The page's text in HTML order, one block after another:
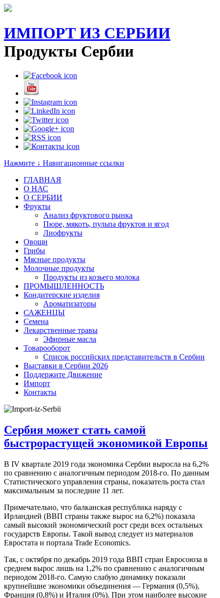
ИМПОРТ ИЗ СЕРБИИ
Продукты Сербии
Нажмите ↓ Навигационные ссылки
ГЛАВНАЯ
О НАС
O СЕРБИИ
Фрукты
Анализ фруктового рынка
Пюре, мякоть, пульпа фруктов и ягод
Лиофрукты
Овощи
Грибы
Мясные продукты
Молочные продукты
Продукты из козьего молока
ПРОМЫШЛЕННОСТЬ
Кондитерские изделия
Ароматизаторы
САЖЕНЦЫ
Семена
Лекарственные травы
Эфирные масла
Товарооборот
Список российских представительств в Сербии
Выставки в Сербии 2026
Поддержите Движение
Импорт
Контакты
Сербия может стать самой
быстрорастущей экономикой Европы
В IV квартале 2019 года экономика Сербии выросла на 6,2%
по сравнению с аналогичным периодом 2018-го. По данным
Статистического управления страны, показатель роста стал
максимальным за последние 11 лет.
Примечательно, что балканская республика наряду с
Ирландией (ВВП страны также вырос на 6,2%) показала
самый высокий экономический рост среди всех остальных
государств Европы. Такой вывод следует из материалов
Евростата и портала Trade Economics.
Так, с октября по декабрь 2019 года ВВП стран Евросоюза в
среднем вырос лишь на 1,2% по сравнению с аналогичным
периодом 2018-го. Самую слабую динамику показали
крупнейшие экономики объединения — Германия (0,5%),
Франция (0,8%) и Италия (0%). При этом наиболее высокие